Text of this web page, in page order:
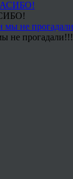
не прогадали!!!